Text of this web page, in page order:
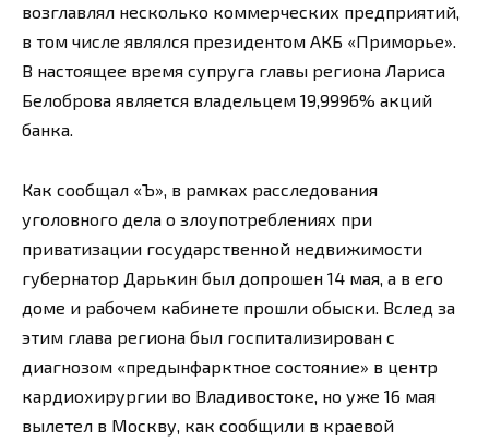
возглавлял несколько коммерческих предприятий,
в том числе являлся президентом АКБ «Приморье».
В настоящее время супруга главы региона Лариса
Белоброва является владельцем 19,9996% акций
банка.
Как сообщал «Ъ», в рамках расследования
уголовного дела о злоупотреблениях при
приватизации государственной недвижимости
губернатор Дарькин был допрошен 14 мая, а в его
доме и рабочем кабинете прошли обыски. Вслед за
этим глава региона был госпитализирован с
диагнозом «предынфарктное состояние» в центр
кардиохирургии во Владивостоке, но уже 16 мая
вылетел в Москву, как сообщили в краевой